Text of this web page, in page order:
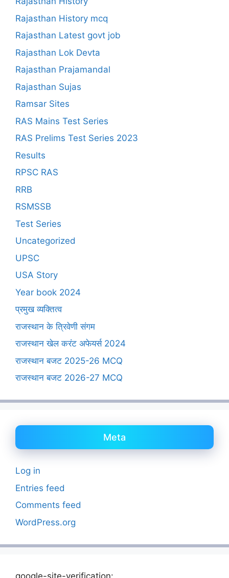
Rajasthan History mcq
Rajasthan Latest govt job
Rajasthan Lok Devta
Rajasthan Prajamandal
Rajasthan Sujas
Ramsar Sites
RAS Mains Test Series
RAS Prelims Test Series 2023
Results
RPSC RAS
RRB
RSMSSB
Test Series
Uncategorized
UPSC
USA Story
Year book 2024
प्रमुख व्यक्तित्व
राजस्थान के त्रिवेणी संगम
राजस्थान खेल करंट अफेयर्स 2024
राजस्थान बजट 2025-26 MCQ
राजस्थान बजट 2026-27 MCQ
Meta
Log in
Entries feed
Comments feed
WordPress.org
google-site-verification: